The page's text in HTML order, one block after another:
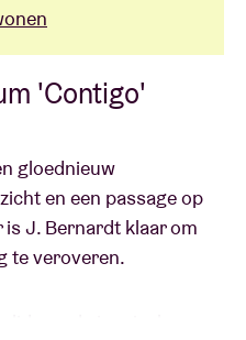
'Contigo'
gloednieuw
en een passage op
is J. Bernardt klaar om
te veroveren.